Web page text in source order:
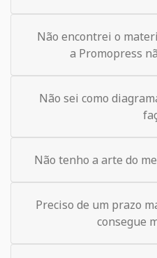
Não encontrei o
a Promopress
Não sei como diagramar
Não tenho a arte do
Preciso de um prazo